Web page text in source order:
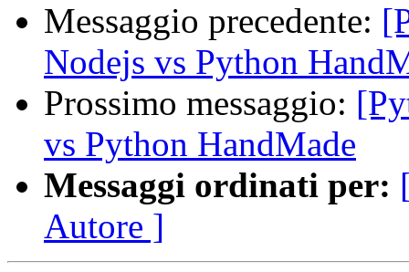
Messaggio precedente:
Nodejs vs Python
Prossimo messaggio:
vs Python HandMade
Messaggi ordinati per:
Autore ]